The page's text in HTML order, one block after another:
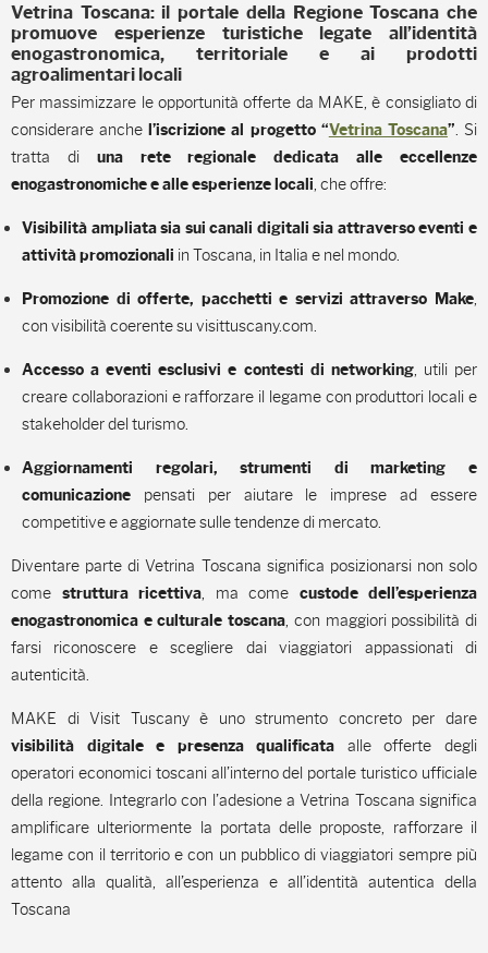
Vetrina Toscana: il portale della Regione Toscana che
promuove esperienze turistiche legate all’identità
enogastronomica, territoriale e ai prodotti
agroalimentari locali
Per massimizzare le opportunità offerte da MAKE, è consigliato di
considerare anche l’iscrizione al progetto “Vetrina Toscana”. Si
tratta di una rete regionale dedicata alle eccellenze
enogastronomiche e alle esperienze locali, che offre:
Visibilità ampliata sia sui canali digitali sia attraverso eventi e
attività promozionali in Toscana, in Italia e nel mondo.
Promozione di offerte, pacchetti e servizi attraverso Make,
con visibilità coerente su visittuscany.com.
Accesso a eventi esclusivi e contesti di networking, utili per
creare collaborazioni e rafforzare il legame con produttori locali e
stakeholder del turismo.
Aggiornamenti regolari, strumenti di marketing e
comunicazione pensati per aiutare le imprese ad essere
competitive e aggiornate sulle tendenze di mercato.
Diventare parte di Vetrina Toscana significa posizionarsi non solo
come struttura ricettiva, ma come custode dell’esperienza
enogastronomica e culturale toscana, con maggiori possibilità di
farsi riconoscere e scegliere dai viaggiatori appassionati di
autenticità.
MAKE di Visit Tuscany è uno strumento concreto per dare
visibilità digitale e presenza qualificata alle offerte degli
operatori economici toscani all’interno del portale turistico ufficiale
della regione. Integrarlo con l’adesione a Vetrina Toscana significa
amplificare ulteriormente la portata delle proposte, rafforzare il
legame con il territorio e con un pubblico di viaggiatori sempre più
attento alla qualità, all’esperienza e all’identità autentica della
Toscana